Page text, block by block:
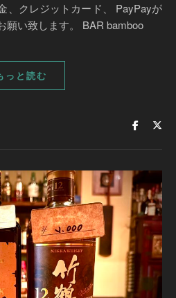
、クレジットカード、 PayPayが
願い致します。 BAR bamboo
っと読む